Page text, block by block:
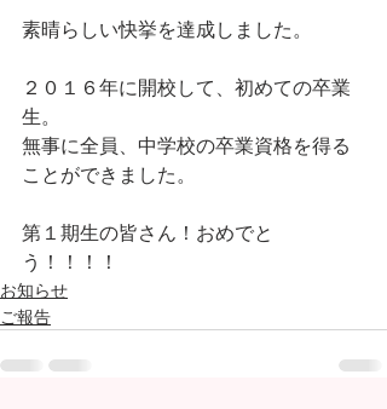
素晴らしい快挙を達成しました。
２０１６年に開校して、初めての卒業
生。
無事に全員、中学校の卒業資格を得る
ことができました。
第１期生の皆さん！おめでと
う！！！！
お知らせ
ご報告